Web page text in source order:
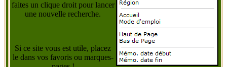
faites un clique droit pour lancer
une nouvelle recherche.
Si ce site vous est utile, placez
le dans vos favoris ou marques-